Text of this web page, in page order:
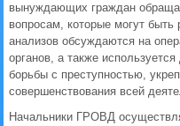
вынуждающих граждан
вопросам, которые могут
анализов обсуждаются на
органов, а также
борьбы с преступностью,
совершенствования всей
Начальники ГРОВД